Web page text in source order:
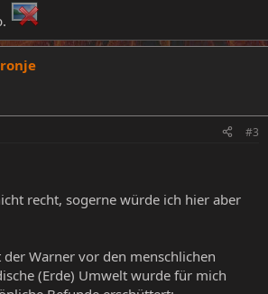
#3
recht, sogerne würde ich hier aber
Warner vor den menschlichen
(Erde) Umwelt wurde für mich